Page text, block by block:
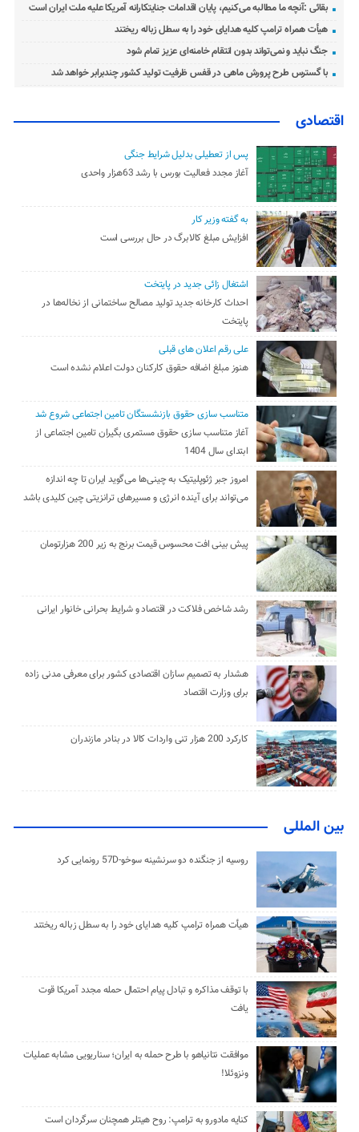
بقائی :آنچه ما مطالبه می‌کنیم، پایان اقدامات جنایتکارانه آمریکا علیه ملت ایران است
هیأت همراه ترامپ کلیه هدایای خود را به سطل زباله ریختند
جنگ نباید و نمی‌تواند بدون انتقام خامنه‌ای عزیز تمام شود
با گسترس طرح پرورش ماهی در قفس ظرفیت تولید کشور چندبرابر خواهد شد
اقتصادی
پس از تعطیلی بدلیل شرایط جنگی
آغاز مجدد فعالیت بورس با رشد 63هزار واحدی
به گفته وزیر کار
افزایش مبلغ کالابرگ در حال بررسی است
اشتغال زائی جدید در پایتخت
احداث کارخانه جدید تولید مصالح ساختمانی از نخاله‌ها در
پایتخت
علی رقم اعلان های قبلی
هنوز مبلغ اضافه حقوق کارکنان دولت اعلام نشده است
متناسب سازی حقوق بازنشستگان تامین اجتماعی شروع شد
آغاز متناسب سازی حقوق مستمری بگیران تامین اجتماعی از
ابتدای سال 1404
امروز جبر ژئوپلیتیک به چینی‌ها می‌گوید ایران تا چه اندازه
می‌تواند برای آینده انرژی و مسیرهای ترانزیتی چین کلیدی باشد
پیش بینی افت محسوس قیمت برنج به زیر 200 هزارتومان
رشد شاخص فلاکت در اقتصاد و شرایط بحرانی خانوار ایرانی
هشدار به تصمیم سازان اقتصادی کشور برای معرفی مدنی زاده
برای وزارت اقتصاد
کارکرد 200 هزار تنی واردات کالا در بنادر مازندران
بین المللی
روسیه از جنگنده دو سرنشینه سوخو-57D رونمایی کرد
هیأت همراه ترامپ کلیه هدایای خود را به سطل زباله ریختند
با توقف مذاکره و تبادل پیام احتمال حمله مجدد آمریکا قوت
یافت
موافقت نتانیاهو با طرح حمله به ایران؛ سناریویی مشابه عملیات
ونزوئلا!
کنایه مادورو به ترامپ: روح هیتلر همچنان سرگردان است